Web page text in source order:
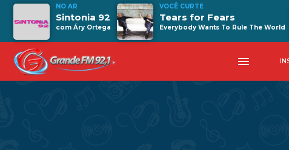
NO AR
Sintonia 92
com Áry Ortega
VOCÊ CURTE
Tears for Fears
Everybody Wants To Rule The World
menu